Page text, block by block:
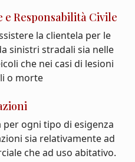
Responsabilità Civile
la clientela per le
sinistri stradali sia nelle
che nei casi di lesioni
o morte
per ogni tipo di esigenza
sia relativamente ad
che ad uso abitativo.